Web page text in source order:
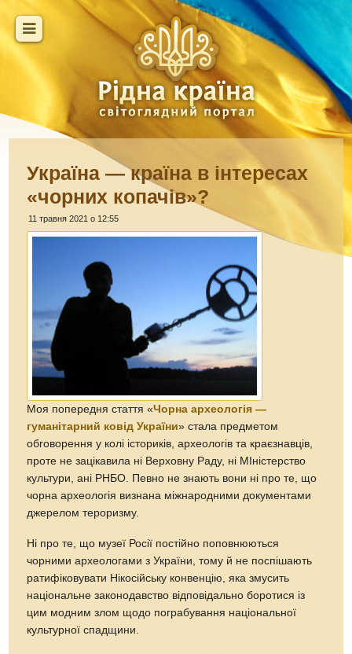
Україна — країна в інтересах
«чорних копачів»?
11 травня 2021 о 12:55
Моя попередня стаття «Чорна археологія —
гуманітарний ковід України» стала предметом
обговорення у колі істориків, археологів та краєзнавців,
проте не зацікавила ні Верховну Раду, ні МІністерство
культури, ані РНБО. Певно не знають вони ні про те, що
чорна археологія визнана міжнародними документами
джерелом тероризму.
Ні про те, що музеї Росії постійно поповнюються
чорними археологами з України, тому й не поспішають
ратифіковувати Нікосійську конвенцію, яка змусить
національне законодавство відповідально боротися із
цим модним злом щодо пограбування національної
культурної спадщини.